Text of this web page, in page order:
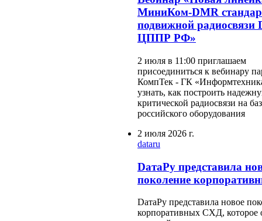
МиниКом-DMR
подвижной радиосвязи
ЦППР РФ»
2 июля в 11:00 приглашаем
присоединиться к вебинару
КомпТек - ГК
узнать, как построить
критической радиосвязи на
российского оборудования
2 июля 2026 г.
dataru
DатаРу представила
поколение
DатаРу представила новое
корпоративных СХД, которое